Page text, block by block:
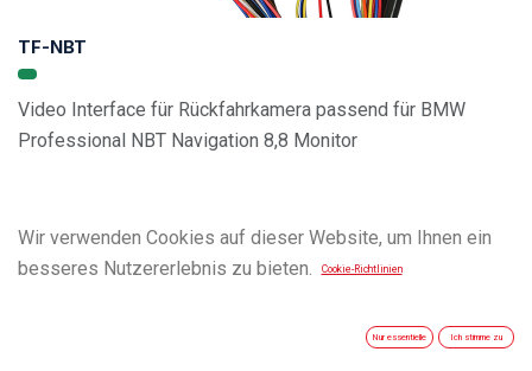
TF-NBT
Video Interface für Rückfahrkamera passend für BMW
Professional NBT Navigation 8,8 Monitor
Wir verwenden Cookies auf dieser Website, um Ihnen ein
besseres Nutzererlebnis zu bieten.
Cookie-Richtlinien
Nur essentielle Ich stimme zu